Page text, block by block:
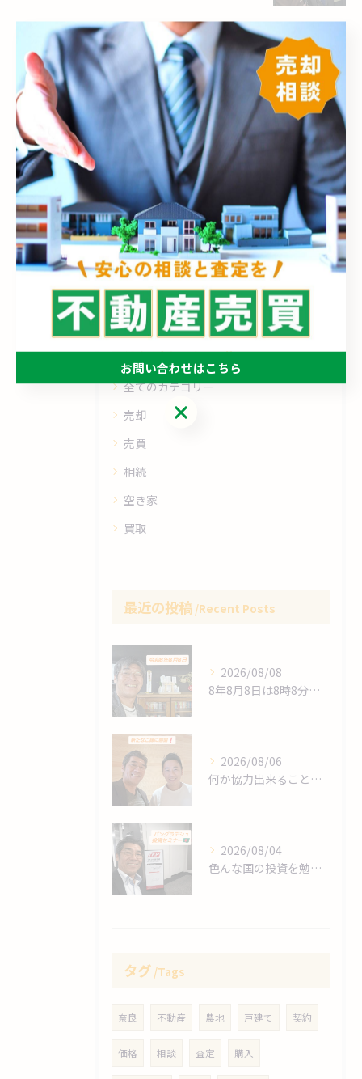
自分自身の現在地は❔
2026/06/23
仲間と共に❗
2026/06/22
1 2 3 4 5 ... 18
カテゴリー
全てのカテゴリー
売却
売買
相続
空き家
買取
最近の投稿 Recent Posts
2026/08/08
8年8月8日は8時8分 始動❗
2026/08/06
何か協力出来ることは⁉️
2026/08/04
色んな国の投資を勉強します❗
タグ Tags
奈良 不動産 農地 戸建て 契約
価格 相談 査定 購入
お問い合わせはこちら
お問い合わせはこちら